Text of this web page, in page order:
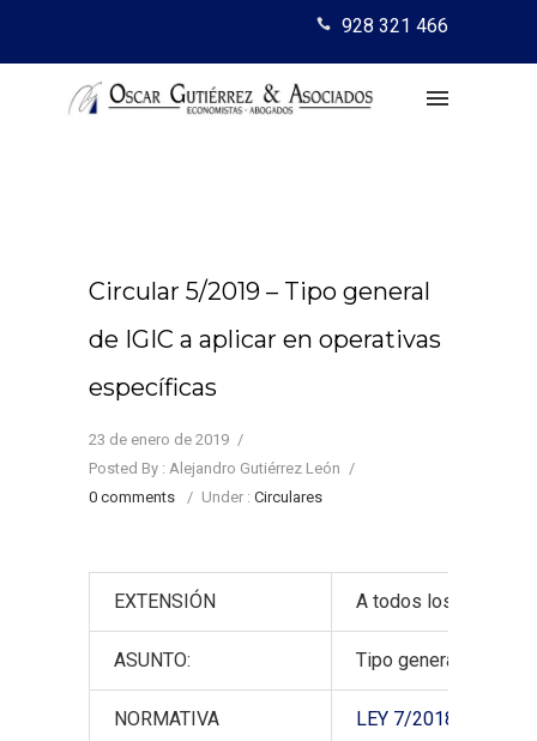
928 321 466
Circular 5/2019 – Tipo general
de IGIC a aplicar en operativas
específicas
23 de enero de 2019 /
Posted By : Alejandro Gutiérrez León /
0 comments
/ Under : Circulares
EXTENSIÓN A todos los sujetos
ASUNTO: Tipo general de
NORMATIVA
LEY 7/2018, de 28